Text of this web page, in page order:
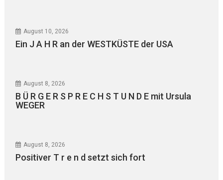
August 10, 2026
Ein J A H R an der WESTKÜSTE der USA
August 8, 2026
B Ü R G E R S P R E C H S T U N D E mit Ursula
WEGER
August 8, 2026
Positiver T r e n d setzt sich fort